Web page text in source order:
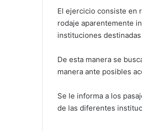
El ejercicio consiste en
rodaje aparentemente
instituciones
De esta manera se
manera ante posibles
Se le informa a los
de las diferentes